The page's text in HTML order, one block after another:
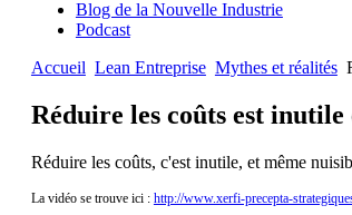
Blog de la Nouvelle Industrie
Podcast
Accueil Lean Entreprise Mythes et réalités
Réduire les coûts est
Réduire les coûts, c'est inutile, et même
La vidéo se trouve ici : http://www.xerfi-precepta-